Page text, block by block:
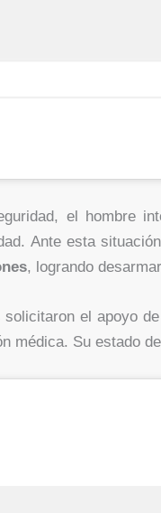
el hombre
Ante esta
, logrando
el apoyo
médica. Su estado